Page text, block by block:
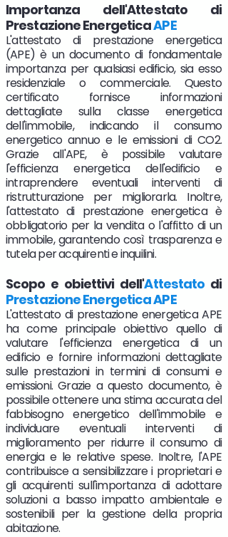
Importanza dell'Attestato di
Prestazione EnergeticaAPE
L'attestato di prestazione energetica
(APE) è un documento di fondamentale
importanza per qualsiasi edificio, sia esso
residenziale o commerciale. Questo
certificato fornisce informazioni
dettagliate sulla classe energetica
dell'immobile, indicando il consumo
energetico annuo e le emissioni di CO2.
Grazie all'APE, è possibile valutare
l'efficienza energetica dell'edificio e
intraprendere eventuali interventi di
ristrutturazione per migliorarla. Inoltre,
l'attestato di prestazione energetica è
obbligatorio per la vendita o l'affitto di un
immobile, garantendo così trasparenza e
tutela per acquirenti e inquilini.
Scopo e obiettivi dell'Attestato di
Prestazione Energetica APE
L'attestato di prestazione energetica APE
ha come principale obiettivo quello di
valutare l'efficienza energetica di un
edificio e fornire informazioni dettagliate
sulle prestazioni in termini di consumi e
emissioni. Grazie a questo documento, è
possibile ottenere una stima accurata del
fabbisogno energetico dell'immobile e
individuare eventuali interventi di
miglioramento per ridurre il consumo di
energia e le relative spese. Inoltre, l'APE
contribuisce a sensibilizzare i proprietari e
gli acquirenti sull'importanza di adottare
soluzioni a basso impatto ambientale e
sostenibili per la gestione della propria
abitazione.